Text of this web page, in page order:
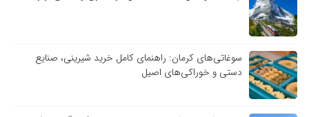
سوغاتی‌های کرمان: راهنمای کامل خرید شیرینی، صنایع
دستی و خوراکی‌های اصیل